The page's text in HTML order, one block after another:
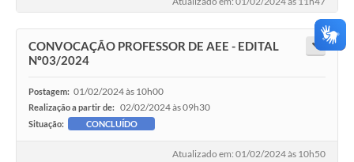
CONVOCAÇÃO PROFESSOR DE AEE - EDITAL
Nº03/2024
Postagem: 01/02/2024 às 10h00
Realização a partir de: 02/02/2024 às 09h30
Situação: CONCLUÍDO
Atualizado em: 01/02/2024 às 10h50